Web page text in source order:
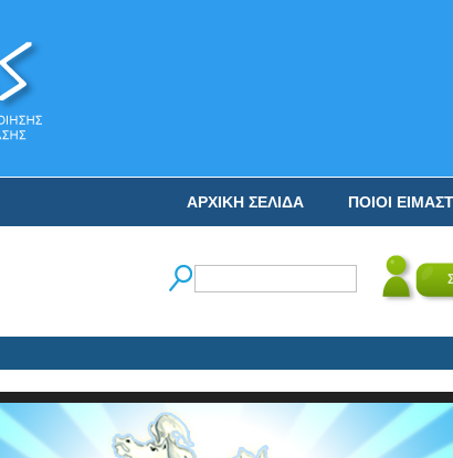
ΠΟΙΟΙ
ΑΡΧΙΚΗ ΣΕΛΙΔΑ
Ο